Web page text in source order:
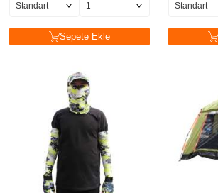
Sepete Ekle